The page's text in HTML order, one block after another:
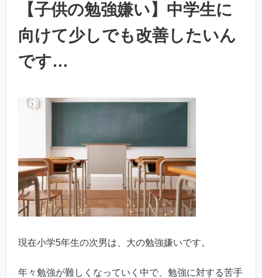
【子供の勉強嫌い】中学生に
向けて少しでも改善したいん
です…
現在小学5年生の次男は、大の勉強嫌いです。
年々勉強が難しくなっていく中で、勉強に対する苦手